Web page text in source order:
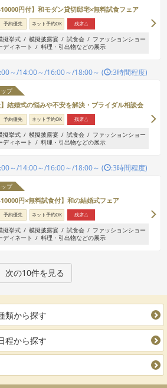
10000円付】和モダン貸切邸宅×無料試食フェア
予約優先 ネット予約OK 残席△
擬挙式 模擬披露宴 試食会
ファッションショー
ディネート
料理・引出物などの展示
～/14:00～/16:00～/18:00～ ( :3時間程度)
プ
】結婚式の悩みや不安を解決・ブライダル相談会
予約優先 ネット予約OK 残席△
擬挙式 模擬披露宴 試食会
ファッションショー
ディネート
料理・引出物などの展示
～/14:00～/16:00～/18:00～ ( :3時間程度)
プ
10000円×無料試食付】和の結婚式フェア
予約優先 ネット予約OK 残席△
擬挙式 模擬披露宴 試食会
ファッションショー
ディネート
料理・引出物などの展示
次の10件を見る
類から探す
程から探す